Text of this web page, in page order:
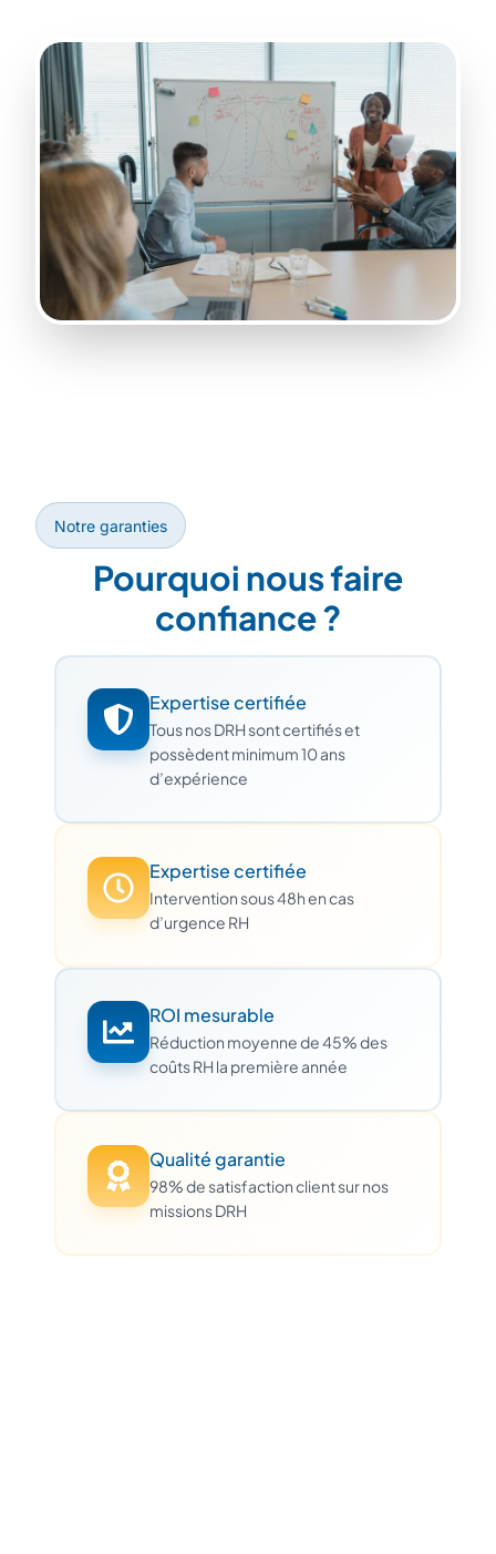
Notre garanties
Pourquoi nous faire
confiance ?
Expertise certifiée
Tous nos DRH sont certifiés et
possèdent minimum 10 ans
d’expérience
Expertise certifiée
Intervention sous 48h en cas
d’urgence RH
ROI mesurable
Réduction moyenne de 45% des
coûts RH la première année
Qualité garantie
98% de satisfaction client sur nos
missions DRH